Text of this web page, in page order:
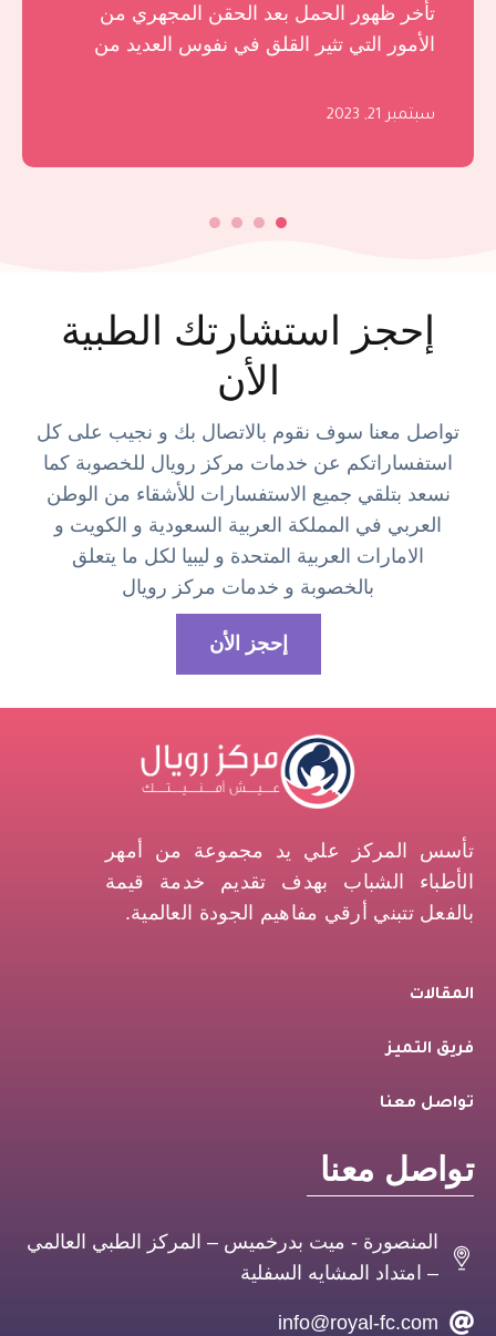
نسبة الحمل بعد الحقن المجهري من
الموضوعات الشائعة لدى النساء، حيث أن
ما …
سبتمبر 20, 2023
إحجز استشارتك الطبية
الأن
تواصل معنا سوف نقوم بالاتصال بك و نجيب على كل
استفساراتكم عن خدمات مركز رويال للخصوبة كما
نسعد بتلقي جميع الاستفسارات للأشقاء من الوطن
العربي في المملكة العربية السعودية و الكويت و
الامارات العربية المتحدة و ليبيا لكل ما يتعلق
بالخصوبة و خدمات مركز رويال
إحجز الأن
تأسس المركز علي يد مجموعة من أمهر
الأطباء الشباب بهدف تقديم خدمة قيمة
بالفعل تتبني أرقي مفاهيم الجودة العالمية.
المقالات
فريق التميز
تواصل معنا
تواصل معنا
المنصورة - ميت بدرخميس – المركز الطبي العالمي
– امتداد المشايه السفلية
info@royal-fc.com